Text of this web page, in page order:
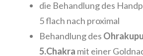
die Behandlung des
5 flach nach proximal
Behandlung des
5.Chakra mit einer